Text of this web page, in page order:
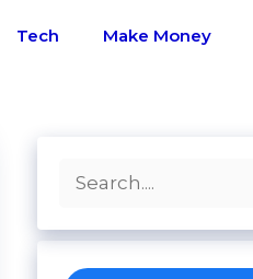
Tech Make Money
Search